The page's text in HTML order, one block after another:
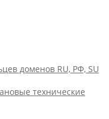
доменов RU, РФ, SU
технические